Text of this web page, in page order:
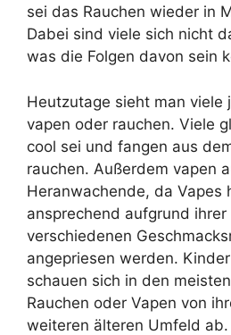
sei das Rauchen wieder in
Dabei sind viele sich nicht
was die Folgen davon sein
Heutzutage sieht man viele
vapen oder rauchen. Viele
cool sei und fangen aus
rauchen. Außerdem vapen
Heranwachende, da Vapes
ansprechend aufgrund
verschiedenen
angepriesen werden.
schauen sich in den
Rauchen oder Vapen von
weiteren älteren Umfeld